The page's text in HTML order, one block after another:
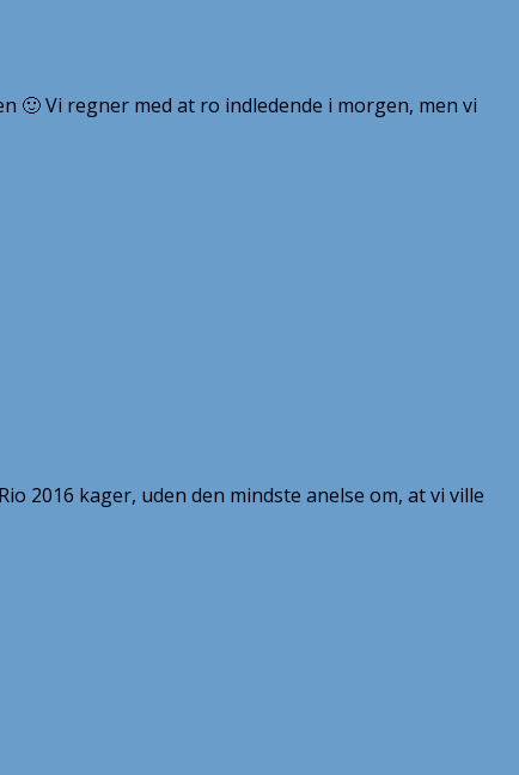
🙂 Vi regner med at ro indledende i morgen, men vi
2016 kager, uden den mindste anelse om, at vi ville